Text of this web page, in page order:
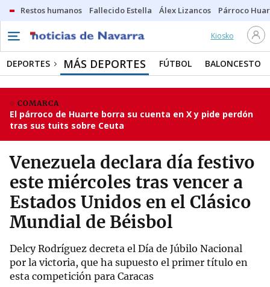
Restos humanos Fallecido Estella Álex Lizancos Párroco
Kiosko
DEPORTES MÁS DEPORTES FÚTBOL BALONCESTO
COMARCA
El párroco de Huarte borra su cuenta en X y pide perdón
tras sus tuits sobre Ceuta
Venezuela declara día festivo
este miércoles tras vencer a
Estados Unidos en el Clásico
Mundial de Béisbol
Delcy Rodríguez decreta el Día de Júbilo Nacional
por la victoria, que ha supuesto el primer título en
esta competición para Caracas